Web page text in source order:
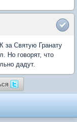
за Святую Гранату
Но говорят, что
дадут.